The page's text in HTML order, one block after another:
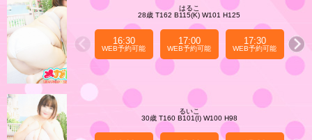
はるこ
28歳 T162 B115(K) W101 H125
16:30
WEB予約可能
17:00
WEB予約可能
17:30
WEB予約可能
るいこ
30歳 T160 B101(I) W100 H98